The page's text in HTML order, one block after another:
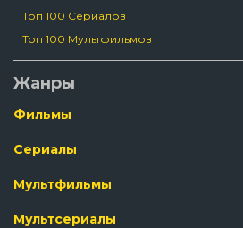
Топ 100 Сериалов
Топ 100 Мультфильмов
Жанры
Фильмы
Сериалы
Мультфильмы
Мультсериалы